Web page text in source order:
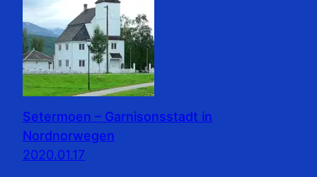
Setermoen – Garnisonsstadt in
Nordnorwegen
2020.01.17